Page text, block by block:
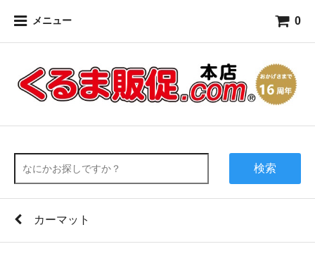
メニュー 0
検索
カーマット